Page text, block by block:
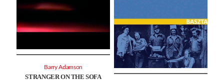
STRANGER ON THE SOFA
Barry Adamson